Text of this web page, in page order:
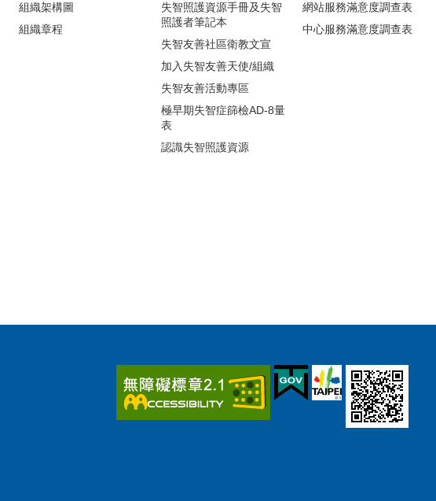
組織架構圖
組織章程
失智照護資源手冊及失智
照護者筆記本
失智友善社區衛教文宣
加入失智友善天使/組織
失智友善活動專區
極早期失智症篩檢AD-8量
表
認識失智照護資源
網站服務滿意度調查表
中心服務滿意度調查表